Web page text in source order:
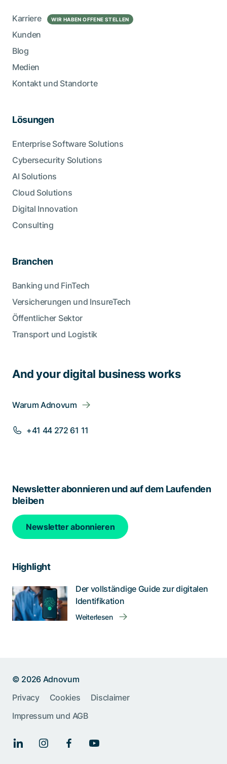
And your digital business works
Warum Adnovum
+41 44 272 61 11
Karriere WIR HABEN OFFENE STELLEN
Kunden
Blog
Medien
Kontakt und Standorte
Lösungen
Enterprise Software Solutions
Cybersecurity Solutions
AI Solutions
Cloud Solutions
Digital Innovation
Consulting
Branchen
Banking und FinTech
Versicherungen und InsureTech
Öffentlicher Sektor
Transport und Logistik
Newsletter abonnieren und auf dem Laufenden
bleiben
Newsletter abonnieren
Highlight
Der vollständige Guide zur digitalen
Identifikation
Weiterlesen
© 2026 Adnovum
Privacy
Cookies
Disclaimer
Impressum und AGB
Help us improve:
Report an issue🐞